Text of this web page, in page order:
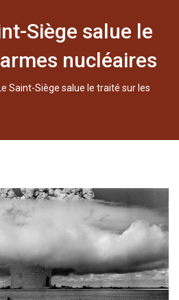
Siège salue le
nucléaires
Saint-Siège salue le traité sur les